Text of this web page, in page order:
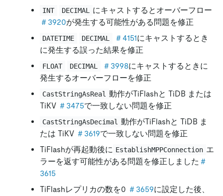
INT DECIMAL
にキャストするとオーバーフロー
＃3920が発生する可能性がある問題を修正
DATETIME DECIMAL ＃4151にキャストするとき
に発生する誤った結果を修正
FLOAT DECIMAL ＃3998にキャストするときに
発生するオーバーフローを修正
CastStringAsReal 動作がTiFlashと TiDB または
TiKV ＃3475で一致しない問題を修正
CastStringAsDecimal 動作がTiFlashと TiDB ま
たは TiKV ＃3619で一致しない問題を修正
TiFlashが再起動後に EstablishMPPConnection エ
ラーを返す可能性がある問題を修正しました ＃
3615
TiFlashレプリカの数を0 ＃3659に設定した後、